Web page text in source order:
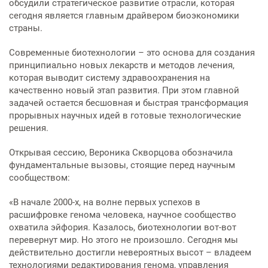
Услуги по обеспечению
комфортности пребывания в
отделениях стационара
Транспортировка и медицинское
сопровождение
Прочие услуги
обсудили стратегическое развитие отрасли, которая
сегодня является главным драйвером биоэкономики
страны.
Современные биотехнологии – это основа для создания
принципиально новых лекарств и методов лечения,
которая выводит систему здравоохранения на
качественно новый этап развития. При этом главной
задачей остается бесшовная и быстрая трансформация
прорывных научных идей в готовые технологические
решения.
Открывая сессию, Вероника Скворцова обозначила
фундаментальные вызовы, стоящие перед научным
сообществом:
«В начале 2000-х, на волне первых успехов в
расшифровке генома человека, научное сообщество
охватила эйфория. Казалось, биотехнологии вот-вот
перевернут мир. Но этого не произошло. Сегодня мы
действительно достигли невероятных высот – владеем
технологиями редактирования генома, управления